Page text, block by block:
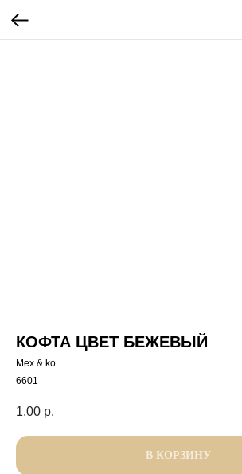
КОФТА ЦВЕТ БЕЖЕВЫЙ
Mex & ko
6601
1,00 р.
В КОРЗИНУ